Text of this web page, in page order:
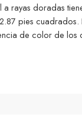
rayas doradas
pies
de color de los